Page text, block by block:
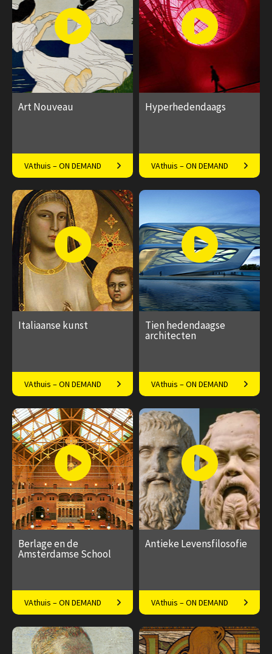
Art Nouveau
€ 169.00
40
afleveringen
Speeltijd 10 uur
VAthuis – ON DEMAND
Hyperhedendaags
Speeltijd 12 uur
VAthuis – ON DEMAND
Italiaanse kunst
€ 169.00
40
afleveringen
Speeltijd 10 uur
VAthuis – ON DEMAND
Tien hedendaagse
architecten
€ 169.00
40
afleveringen
Speeltijd 6 uur
VAthuis – ON DEMAND
Berlage en de
Amsterdamse School
€ 169.00
38
afleveringen
VAthuis – ON DEMAND
Antieke Levensfilosofie
€ 169.00
46
afleveringen
VAthuis – ON DEMAND